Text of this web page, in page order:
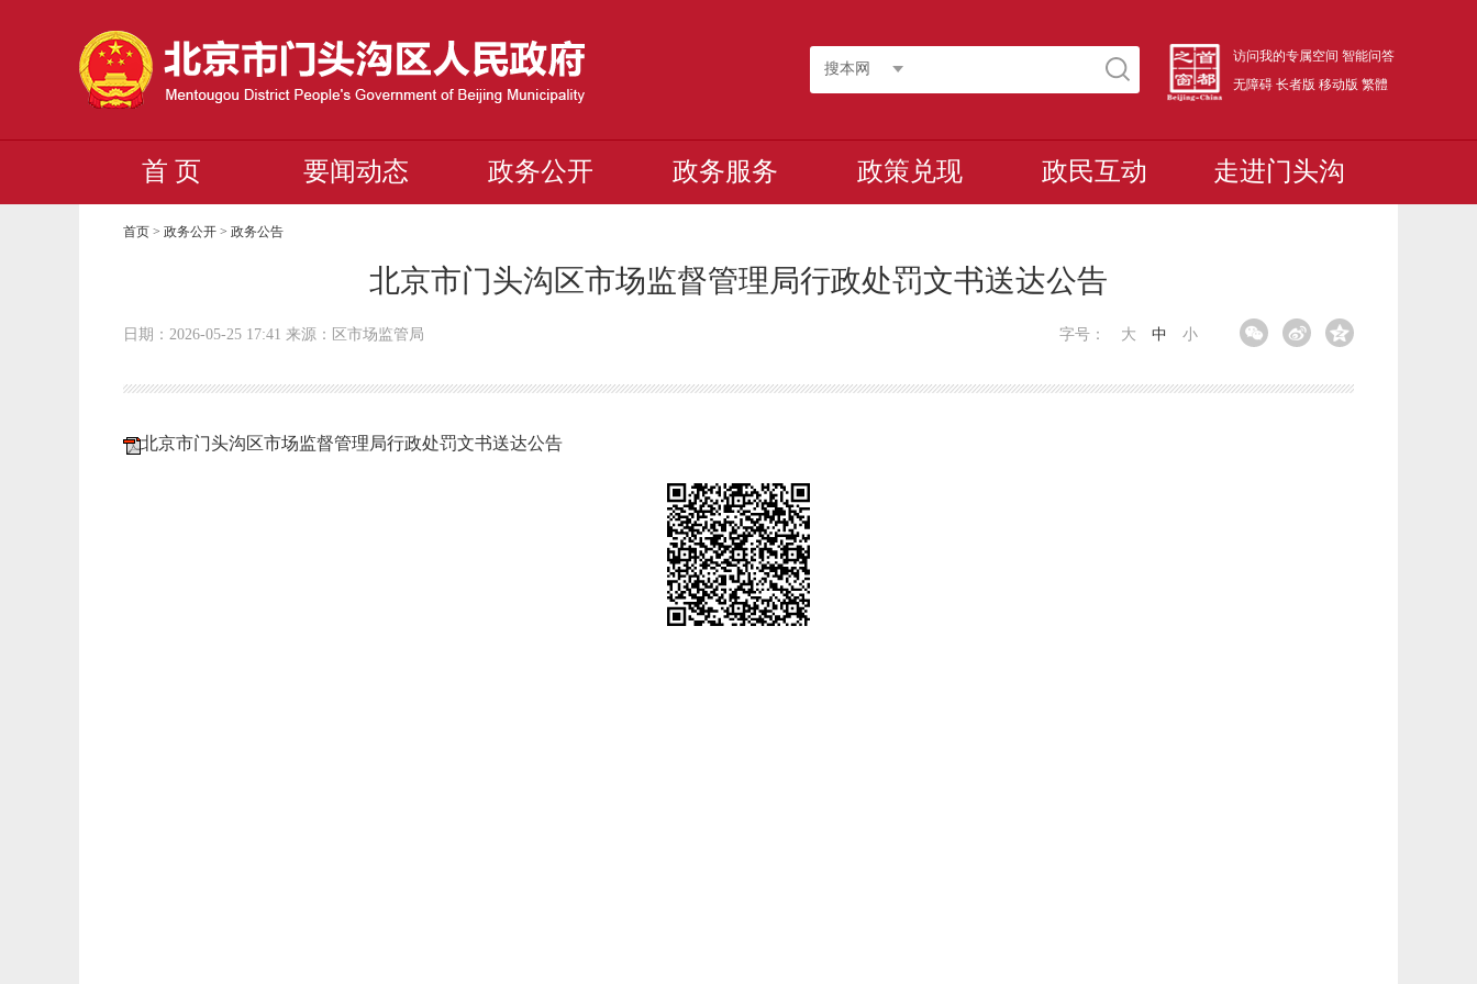
搜本网
访问我的专属空间 智能问答
无障碍 长者版 移动版 繁體
首 页 要闻动态 政务公开 政务服务 政策兑现 政民互动 走进门头沟
首页 >政务公开 >政务公告
北京市门头沟区市场监督管理局行政处罚文书送达公告
日期：2026-05-25 17:41 来源：区市场监管局 字号： 大 中 小
北京市门头沟区市场监督管理局行政处罚文书送达公告